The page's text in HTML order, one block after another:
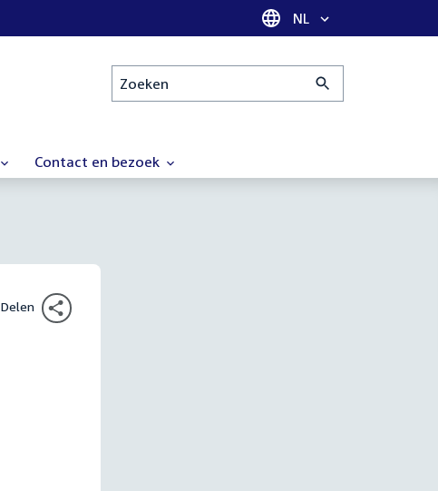
Taal selectie
NL
Zoeken
Contact en bezoek
Delen